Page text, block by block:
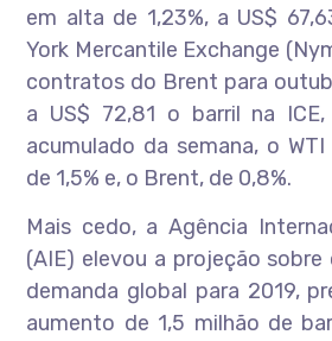
em alta de 1,23%, a US$
York Mercantile Exchange
contratos do Brent para
a US$ 72,81 o barril na
acumulado da semana, o
de 1,5% e, o Brent, de 0,8%.
Mais cedo, a Agência
(AIE) elevou a projeção
demanda global para 2019,
aumento de 1,5 milhão de